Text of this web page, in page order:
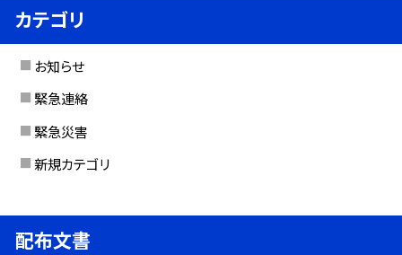
カテゴリ
お知らせ
緊急連絡
緊急災害
新規カテゴリ
配布文書